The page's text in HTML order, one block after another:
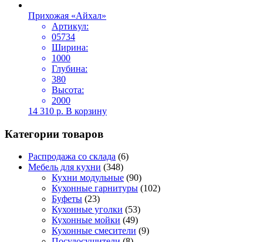
Прихожая «Айхал»
Артикул:
05734
Ширина:
1000
Глубина:
380
Высота:
2000
14 310 р. В корзину
Категории товаров
Распродажа со склада (6)
Мебель для кухни (348)
Кухни модульные (90)
Кухонные гарнитуры (102)
Буфеты (23)
Кухонные уголки (53)
Кухонные мойки (49)
Кухонные смесители (9)